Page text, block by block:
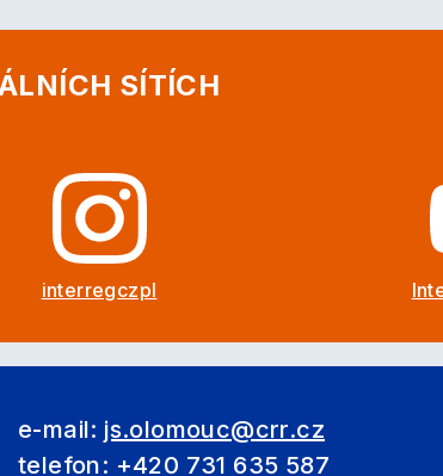
SÍTÍCH
interregczpl
e-mail: js.olomouc@crr.cz
telefon: +420 731 635 587